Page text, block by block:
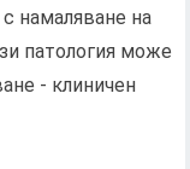
намаляване на
патология може
- клиничен